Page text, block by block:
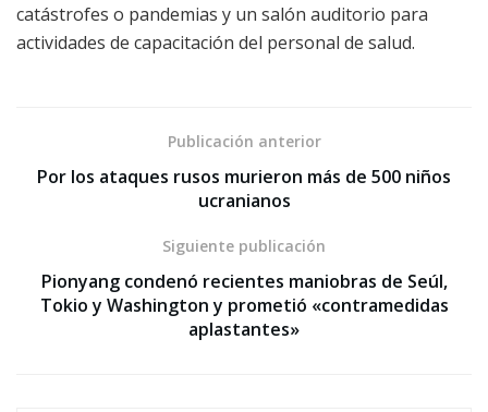
catástrofes o pandemias y un salón auditorio para
actividades de capacitación del personal de salud.
Publicación anterior
Por los ataques rusos murieron más de 500 niños
ucranianos
Siguiente publicación
Pionyang condenó recientes maniobras de Seúl,
Tokio y Washington y prometió «contramedidas
aplastantes»